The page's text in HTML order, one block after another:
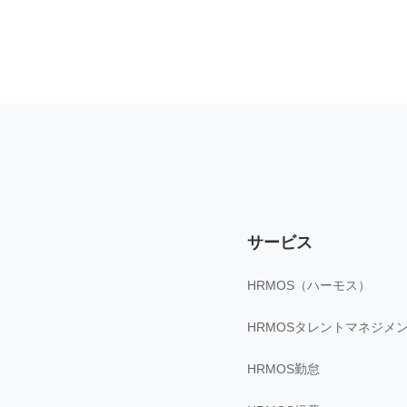
サービス
HRMOS（ハーモス）
HRMOSタレントマネジメ
HRMOS勤怠